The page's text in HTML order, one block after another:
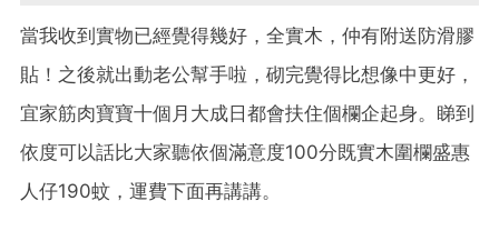
當我收到實物已經覺得幾好，全實木，仲有附送防滑膠
貼！之後就出動老公幫手啦，砌完覺得比想像中更好，
宜家筋肉寶寶十個月大成日都會扶住個欄企起身。睇到
依度可以話比大家聽依個滿意度100分既實木圍欄盛惠
人仔190蚊，運費下面再講講。